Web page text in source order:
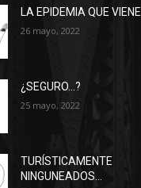
LA EPIDEMIA QUE VIENE
26 mayo, 2022
¿SEGURO…?
25 mayo, 2022
TURÍSTICAMENTE
NINGUNEADOS…